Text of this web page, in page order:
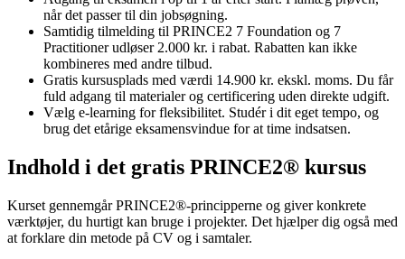
når det passer til din jobsøgning.
Samtidig tilmelding til PRINCE2 7 Foundation og 7
Practitioner udløser 2.000 kr. i rabat. Rabatten kan ikke
kombineres med andre tilbud.
Gratis kursusplads med værdi 14.900 kr. ekskl. moms. Du får
fuld adgang til materialer og certificering uden direkte udgift.
Vælg e-learning for fleksibilitet. Studér i dit eget tempo, og
brug det etårige eksamensvindue for at time indsatsen.
Indhold i det gratis PRINCE2® kursus
Kurset gennemgår PRINCE2®-principperne og giver konkrete
værktøjer, du hurtigt kan bruge i projekter. Det hjælper dig også med
at forklare din metode på CV og i samtaler.